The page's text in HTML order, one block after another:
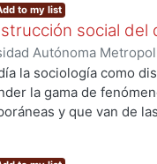
to my list
social del
Autónoma
de Información.,
la sociología como
la gama de
y que van de